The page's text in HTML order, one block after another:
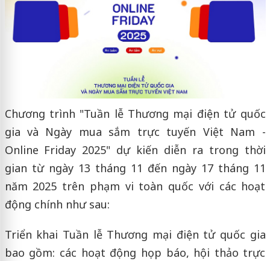
Chương trình "Tuần lễ Thương mại điện tử quốc
gia và Ngày mua sắm trực tuyến Việt Nam -
Online Friday 2025" dự kiến diễn ra trong thời
gian từ ngày 13 tháng 11 đến ngày 17 tháng 11
năm 2025 trên phạm vi toàn quốc với các hoạt
động chính như sau:
Triển khai Tuần lễ Thương mại điện tử quốc gia
bao gồm: các hoạt động họp báo, hội thảo trực